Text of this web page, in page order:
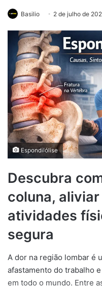
Basilio 2 de julho de
Espondilólise
Descubra
coluna,
atividades
segura
A dor na região lombar é
afastamento do trabalho
em todo o mundo. Entre